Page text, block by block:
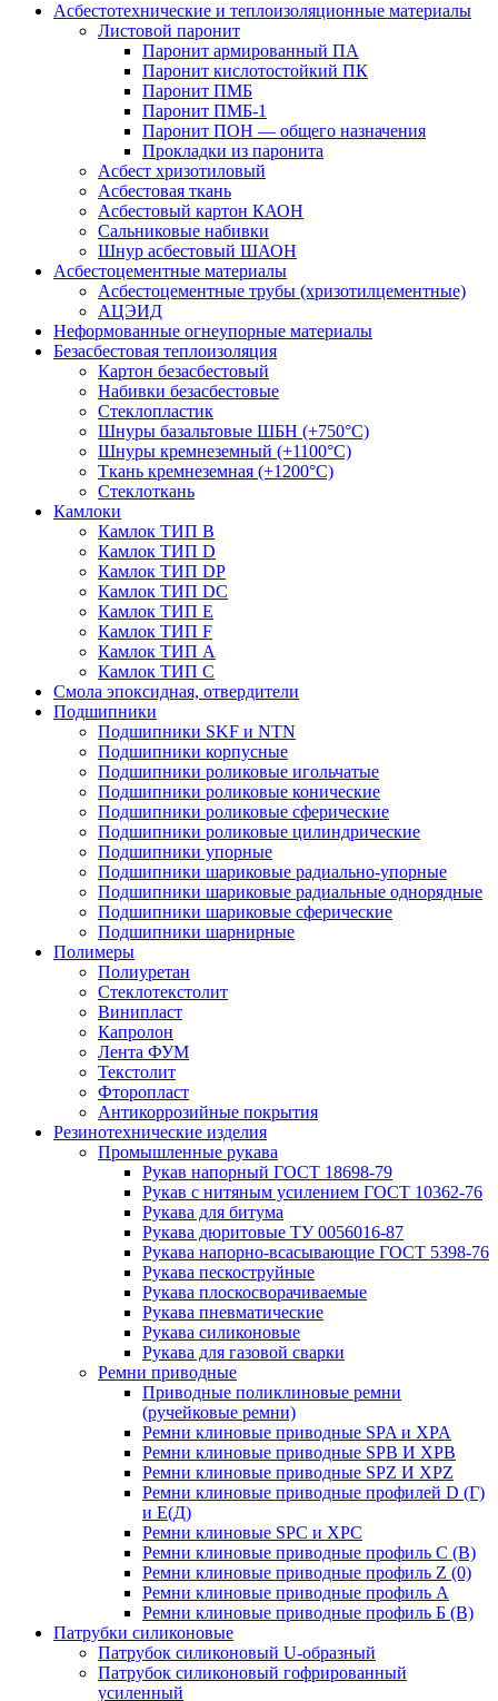
Асбестотехнические и теплоизоляционные материалы
Листовой паронит
Паронит армированный ПА
Паронит кислотостойкий ПК
Паронит ПМБ
Паронит ПМБ-1
Паронит ПОН — общего назначения
Прокладки из паронита
Асбест хризотиловый
Асбестовая ткань
Асбестовый картон КАОН
Сальниковые набивки
Шнур асбестовый ШАОН
Асбестоцементные материалы
Асбестоцементные трубы (хризотилцементные)
АЦЭИД
Неформованные огнеупорные материалы
Безасбестовая теплоизоляция
Картон безасбестовый
Набивки безасбестовые
Стеклопластик
Шнуры базальтовые ШБН (+750°С)
Шнуры кремнеземный (+1100°С)
Ткань кремнеземная (+1200°С)
Стеклоткань
Камлоки
Камлок ТИП B
Камлок ТИП D
Камлок ТИП DP
Камлок ТИП DС
Камлок ТИП E
Камлок ТИП F
Камлок ТИП А
Камлок ТИП С
Смола эпоксидная, отвердители
Подшипники
Подшипники SKF и NTN
Подшипники корпусные
Подшипники роликовые игольчатые
Подшипники роликовые конические
Подшипники роликовые сферические
Подшипники роликовые цилиндрические
Подшипники упорные
Подшипники шариковые радиально-упорные
Подшипники шариковые радиальные однорядные
Подшипники шариковые сферические
Подшипники шарнирные
Полимеры
Полиуретан
Стеклотекстолит
Винипласт
Капролон
Лента ФУМ
Текстолит
Фторопласт
Антикоррозийные покрытия
Резинотехнические изделия
Промышленные рукава
Рукав напорный ГОСТ 18698-79
Рукав с нитяным усилением ГОСТ 10362-76
Рукава для битума
Рукава дюритовые ТУ 0056016-87
Рукава напорно-всасывающие ГОСТ 5398-76
Рукава пескоструйные
Рукава плоскосворачиваемые
Рукава пневматические
Рукава силиконовые
Рукава для газовой сварки
Ремни приводные
Приводные поликлиновые ремни
(ручейковые ремни)
Ремни клиновые приводные SPA и XPA
Ремни клиновые приводные SPB И XPB
Ремни клиновые приводные SPZ И XPZ
Ремни клиновые приводные профилей D (Г)
и Е(Д)
Ремни клиновые SPC и XPC
Ремни клиновые приводные профиль C (В)
Ремни клиновые приводные профиль Z (0)
Ремни клиновые приводные профиль А
Ремни клиновые приводные профиль Б (B)
Патрубки силиконовые
Патрубок силиконовый U-образный
Патрубок силиконовый гофрированный
усиленный